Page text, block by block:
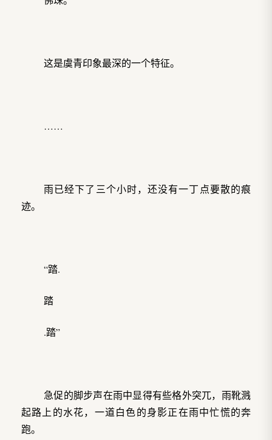
这是虞青印象最深的一个特征。
……
雨已经下了三个小时，还没有一丁点要散的痕
迹。
“踏.
踏
.踏”
急促的脚步声在雨中显得有些格外突兀，雨靴溅
起路上的水花，一道白色的身影正在雨中忙慌的奔
跑。